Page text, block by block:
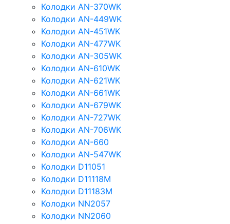
Колодки AN-370WK
Колодки AN-449WK
Колодки AN-451WK
Колодки AN-477WK
Колодки AN-305WK
Колодки AN-610WK
Колодки AN-621WK
Колодки AN-661WK
Колодки AN-679WK
Колодки AN-727WK
Колодки AN-706WK
Колодки AN-660
Колодки AN-547WK
Колодки D11051
Колодки D11118M
Колодки D11183M
Колодки NN2057
Колодки NN2060